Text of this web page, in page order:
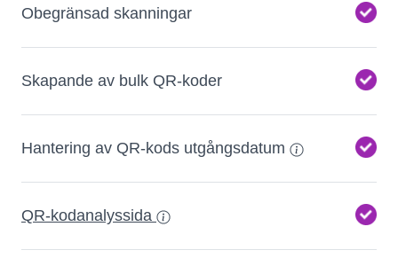
Obegränsad skanningar
Skapande av bulk QR-koder
Hantering av QR-kods utgångsdatum
QR-kodanalyssida